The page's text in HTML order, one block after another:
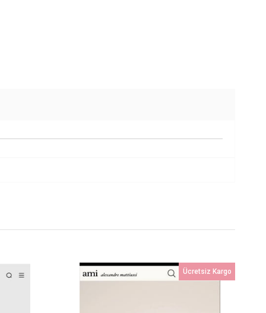
Ücretsiz Kargo